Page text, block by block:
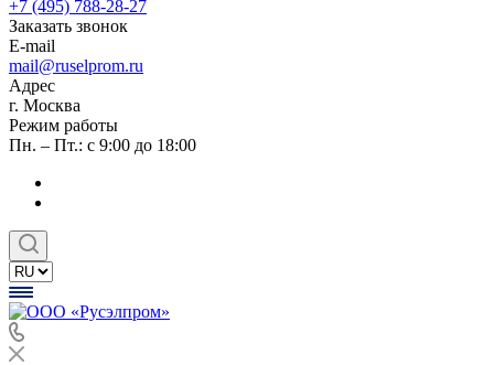
+7 (495) 788-28-27
Заказать звонок
E-mail
mail@ruselprom.ru
Адрес
г. Москва
Режим работы
Пн. – Пт.: с 9:00 до 18:00